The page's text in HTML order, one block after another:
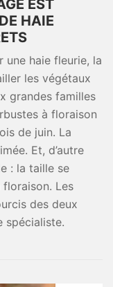
EST
HAIE
une haie fleurie, la
les végétaux
grandes familles
à floraison
de juin. La
Et, d’autre
: la taille se
Les
des deux
spécialiste.